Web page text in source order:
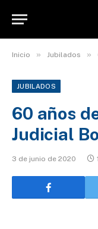
Inicio » Jubilados »
JUBILADOS
60 años
Judicial
3 de junio de 2020